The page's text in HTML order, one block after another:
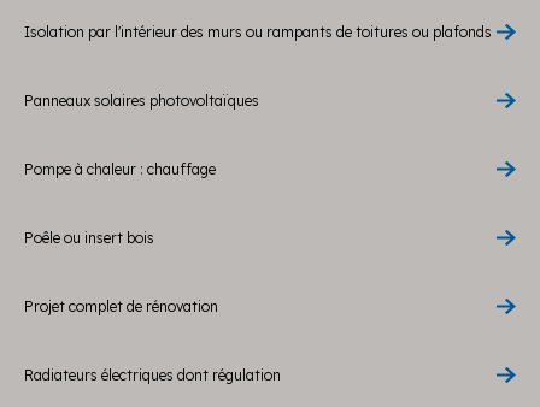
Isolation par l'intérieur des murs ou rampants de toitures ou plafonds
Panneaux solaires photovoltaïques
Pompe à chaleur : chauffage
Poêle ou insert bois
Projet complet de rénovation
Radiateurs électriques dont régulation